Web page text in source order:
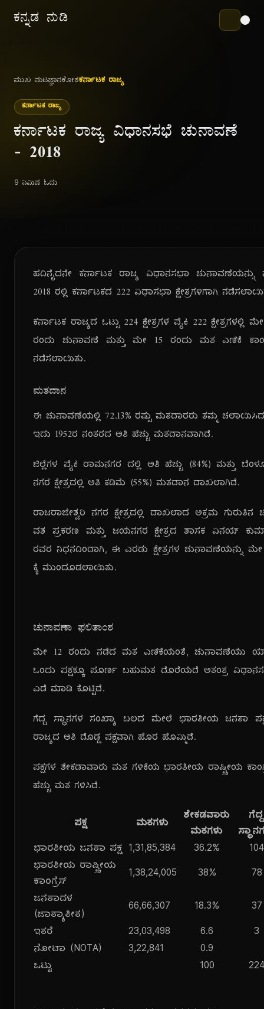
ಕನ್ನಡ ನುಡಿ
ಮುಖ ಪುಟಜ್ಞಾನಕೋಶಕರ್ನಾಟಕ ರಾಜ್ಯ
ಕರ್ನಾಟಕ ರಾಜ್ಯ
ಕರ್ನಾಟಕ ರಾಜ್ಯ ವಿಧಾನಸಭೆ ಚುನಾವಣೆ
- ೨೦೧೮
9 ನಿಮಿಷ ಓದು
ಹದಿನೈದನೇ ಕರ್ನಾಟಕ ರಾಜ್ಯ ವಿಧಾನಸಭಾ ಚುನಾವಣೆಯನ್ನು
೨೦೧೮ ರಲ್ಲಿ ಕರ್ನಾಟಕದ ೨೨೨ ವಿಧಾಸಭಾ ಕ್ಷೇತ್ರಗಳಿಗಾಗಿ
ಕರ್ನಾಟಕ ರಾಜ್ಯದ ಒಟ್ಟು ೨೨೪ ಕ್ಷೇತ್ರಗಳ ಪೈಕಿ ೨೨೨ ಕ್ಷೇತ್ರಗಳಲ್ಲಿ
ರಂದು ಚುನಾವಣೆ ಮತ್ತು ಮೇ ೧೫ ರಂದು ಮತ ಎಣಿಕೆ
ನಡೆಸಲಾಯಿತು.
ಮತದಾನ
ಈ ಚುನಾವಣೆಯಲ್ಲಿ ೭೨.೧೩% ರಷ್ಟು ಮತದಾರರು ತಮ್ಮ
ಇದು ೧೯೫೨ರ ನಂತರದ ಅತಿ ಹೆಚ್ಚು ಮತದಾನವಾಗಿದೆ.
ಜಿಲ್ಲೆಗಳ ಪೈಕಿ ರಾಮನಗರ ದಲ್ಲಿ ಅತಿ ಹೆಚ್ಚು (೮೪%) ಮತ್ತು
ನಗರ ಕ್ಷೇತ್ರದಲ್ಲಿ ಅತಿ ಕಡಿಮೆ (೫೫%) ಮತದಾನ ದಾಖಲಾಗಿದೆ.
ರಾಜರಾಜೇಶ್ವರಿ ನಗರ ಕ್ಷೇತ್ರದಲ್ಲಿ ದಾಖಲಾದ ಅಕ್ರಮ ಗುರುತಿನ
ವಶ ಪ್ರಕರಣ ಮತ್ತು ಜಯನಗರ ಕ್ಷೇತ್ರದ ಶಾಸಕ ವಿನಯ್
ರವರ ನಿಧನದಿಂದಾಗಿ, ಈ ಎರಡು ಕ್ಷೇತ್ರಗಳ ಚುನಾವಣೆಯನ್ನು
ಕ್ಕೆ ಮುಂದೂಡಲಾಯಿತು.
ಚುನಾವಣಾ ಫಲಿತಾಂಶ
ಮೇ ೧೨ ರಂದು ನಡೆದ ಮತ ಎಣಿಕೆಯಂತೆ, ಚುನಾವಣೆಯು
ಒಂದು ಪಕ್ಷಕ್ಕೂ ಪೂರ್ಣ ಬಹುಮತ ದೊರೆಯದೆ ಅತಂತ್ರ
ಎಡೆ ಮಾಡಿ ಕೊಟ್ಟಿದೆ.
ಗೆದ್ದ ಸ್ಥಾನಗಳ ಸಂಖ್ಯಾ ಬಲದ ಮೇಲೆ ಭಾರತೀಯ ಜನತಾ
ರಾಜ್ಯದ ಅತಿ ದೊಡ್ಡ ಪಕ್ಷವಾಗಿ ಹೊರ ಹೊಮ್ಮಿದೆ.
ಪಕ್ಷಗಳ ಶೇಕಡಾವಾರು ಮತ ಗಳಿಕೆಯ ಭಾರತೀಯ ರಾಷ್ಟ್ರೀಯ
ಹೆಚ್ಚು ಮತ ಗಳಿಸಿದೆ.
ಪಕ್ಷ ಮತಗಳು
ಶೇಕಡವಾರು
ಮತಗಳು
ಗೆದ್ದ
ಭಾರತೀಯ ಜನತಾ ಪಕ್ಷ 1,31,85,384 36.2%
104
ಭಾರತೀಯ ರಾಷ್ಟ್ರೀಯ
ಕಾಂಗ್ರೆಸ್
1,38,24,005 38%
78
ಜನತಾದಳ
(ಜಾತ್ಯಾತೀತ)
66,66,307 18.3%
37
ಇತರೆ
23,03,498 6.6
3
ನೋಟಾ (NOTA)
3,22,841
0.9
ಒಟ್ಟು
100 224